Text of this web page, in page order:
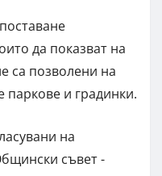
да показват на
са позволени на
паркове и градинки.
на
съвет -